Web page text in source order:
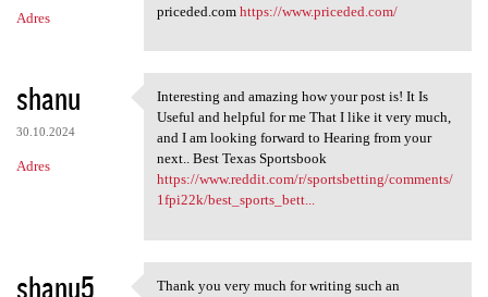
Adres
priceded.com https://www.priceded.com/
shanu
30.10.2024
Adres
Interesting and amazing how
Interesting and amazing how your post is! It Is
Useful and helpful for me That I like it very much,
and I am looking forward to Hearing from your
next.. Best Texas Sportsbook
https://www.reddit.com/r/sportsbetting/comments/
1fpi22k/best_sports_bett...
shanu5 Thank you very much for writing such an